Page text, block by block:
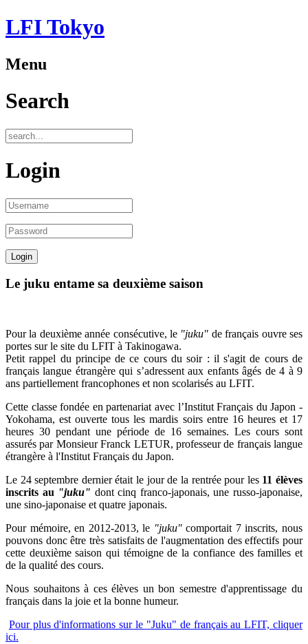
LFI Tokyo
Menu
Search
Login
Le juku entame sa deuxième saison
Pour la deuxième année consécutive, le "juku" de français ouvre ses
portes sur le site du LFIT à Takinogawa.
Petit rappel du principe de ce cours du soir : il s'agit de cours de
français langue étrangère qui s’adressent aux enfants âgés de 4 à 9
ans partiellement francophones et non scolarisés au LFIT.
Cette classe fondée en partenariat avec l’Institut Français du Japon -
Yokohama, est ouverte tous les mardis soirs entre 16 heures et 17
heures 30 pendant une période de 16 semaines. Les cours sont
assurés par Monsieur Franck LETUR, professeur de français langue
étrangère à l'Institut Français du Japon.
Le 24 septembre dernier était le jour de la rentrée pour les11 élèves
inscrits au "juku" dont cinq franco-japonais, une russo-japonaise,
une sino-japonaise et quatre japonais.
Pour mémoire, en 2012-2013, le "juku"comportait 7 inscrits, nous
pouvons donc être très satisfaits de l'augmentation des effectifs pour
cette deuxième saison qui témoigne de la confiance des familles et
de la qualité des cours.
Nous souhaitons à ces élèves un bon semestre d'apprentissage du
français dans la joie et la bonne humeur.
Pour plus d'informations sur le "Juku" de français au LFIT, cliquer
ici.